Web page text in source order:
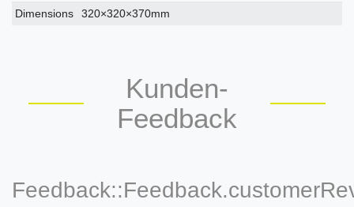
Dimensions
320×320×370mm
Kunden-
Feedback